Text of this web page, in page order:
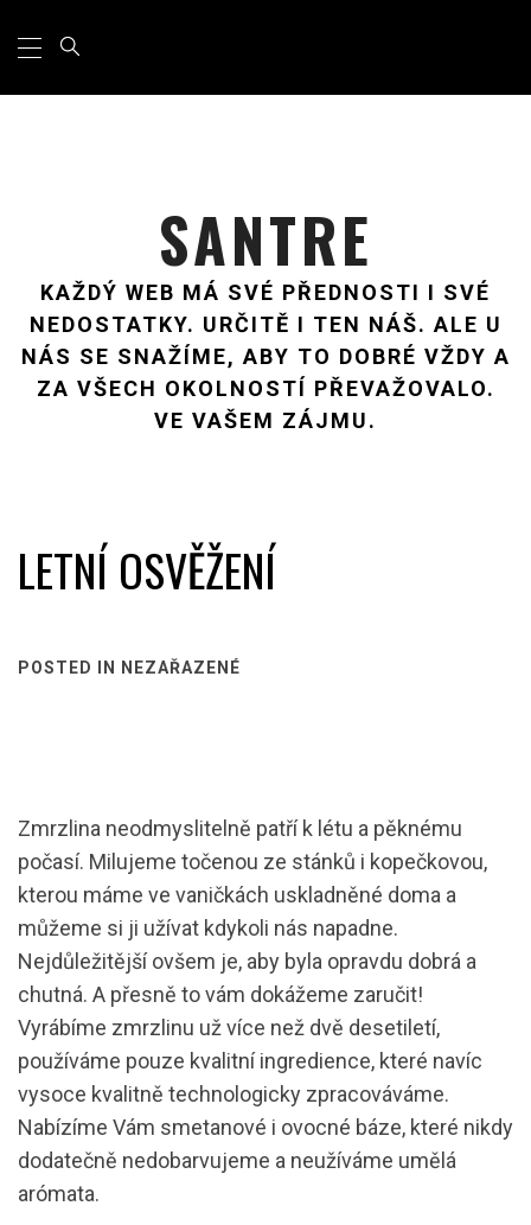
Menu
SANTRE
KAŽDÝ WEB MÁ SVÉ PŘEDNOSTI I SVÉ
NEDOSTATKY. URČITĚ I TEN NÁŠ. ALE U
NÁS SE SNAŽÍME, ABY TO DOBRÉ VŽDY A
ZA VŠECH OKOLNOSTÍ PŘEVAŽOVALO.
VE VAŠEM ZÁJMU.
LETNÍ OSVĚŽENÍ
POSTED IN NEZAŘAZENÉ
Zmrzlina neodmyslitelně patří k létu a pěknému
počasí. Milujeme točenou ze stánků i kopečkovou,
kterou máme ve vaničkách uskladněné doma a
můžeme si ji užívat kdykoli nás napadne.
Nejdůležitější ovšem je, aby byla opravdu dobrá a
chutná. A přesně to vám dokážeme zaručit!
Vyrábíme zmrzlinu už více než dvě desetiletí,
používáme pouze kvalitní ingredience, které navíc
vysoce kvalitně technologicky zpracováváme.
Nabízíme Vám smetanové i ovocné báze, které nikdy
dodatečně nedobarvujeme a neužíváme umělá
arómata.